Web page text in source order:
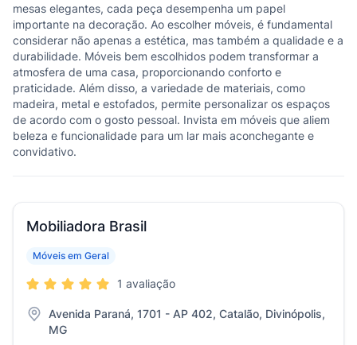
mesas elegantes, cada peça desempenha um papel
importante na decoração. Ao escolher móveis, é fundamental
considerar não apenas a estética, mas também a qualidade e a
durabilidade. Móveis bem escolhidos podem transformar a
atmosfera de uma casa, proporcionando conforto e
praticidade. Além disso, a variedade de materiais, como
madeira, metal e estofados, permite personalizar os espaços
de acordo com o gosto pessoal. Invista em móveis que aliem
beleza e funcionalidade para um lar mais aconchegante e
convidativo.
Mobiliadora Brasil
Móveis em Geral
1 avaliação
Avenida Paraná, 1701 - AP 402, Catalão, Divinópolis,
MG